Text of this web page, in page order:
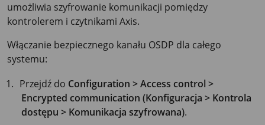
umożliwia szyfrowanie komunikacji pomiędzy
kontrolerem i czytnikami Axis.
Włączanie bezpiecznego kanału OSDP dla całego
systemu:
Przejdź do Configuration > Access control >
Encrypted communication (Konfiguracja > Kontrola
dostępu > Komunikacja szyfrowana).